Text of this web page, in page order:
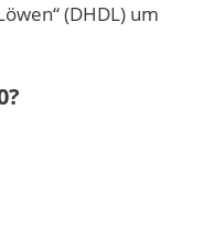
(DHDL) um